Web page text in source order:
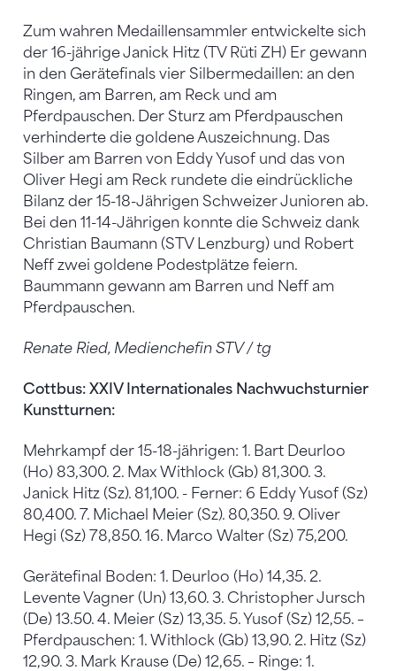
Zum wahren Medaillensammler entwickelte sich
der 16-jährige Janick Hitz (TV Rüti ZH) Er gewann
in den Gerätefinals vier Silbermedaillen: an den
Ringen, am Barren, am Reck und am
Pferdpauschen. Der Sturz am Pferdpauschen
verhinderte die goldene Auszeichnung. Das
Silber am Barren von Eddy Yusof und das von
Oliver Hegi am Reck rundete die eindrückliche
Bilanz der 15-18-Jährigen Schweizer Junioren ab.
Bei den 11-14-Jährigen konnte die Schweiz dank
Christian Baumann (STV Lenzburg) und Robert
Neff zwei goldene Podestplätze feiern.
Baummann gewann am Barren und Neff am
Pferdpauschen.
Renate Ried, Medienchefin STV / tg
Cottbus: XXIV Internationales Nachwuchsturnier
Kunstturnen:
Mehrkampf der 15-18-jährigen: 1. Bart Deurloo
(Ho) 83,300. 2. Max Withlock (Gb) 81,300. 3.
Janick Hitz (Sz). 81,100. - Ferner: 6 Eddy Yusof (Sz)
80,400. 7. Michael Meier (Sz). 80,350. 9. Oliver
Hegi (Sz) 78,850. 16. Marco Walter (Sz) 75,200.
Gerätefinal Boden: 1. Deurloo (Ho) 14,35. 2.
Levente Vagner (Un) 13,60. 3. Christopher Jursch
(De) 13.50. 4. Meier (Sz) 13,35. 5. Yusof (Sz) 12,55. –
Pferdpauschen: 1. Withlock (Gb) 13,90. 2. Hitz (Sz)
12,90. 3. Mark Krause (De) 12,65. – Ringe: 1.